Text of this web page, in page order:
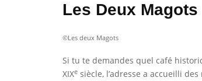
Les Deux Magots
©Les deux Magots
Si tu te demandes quel café
XIXe siècle, l’adresse a accueilli